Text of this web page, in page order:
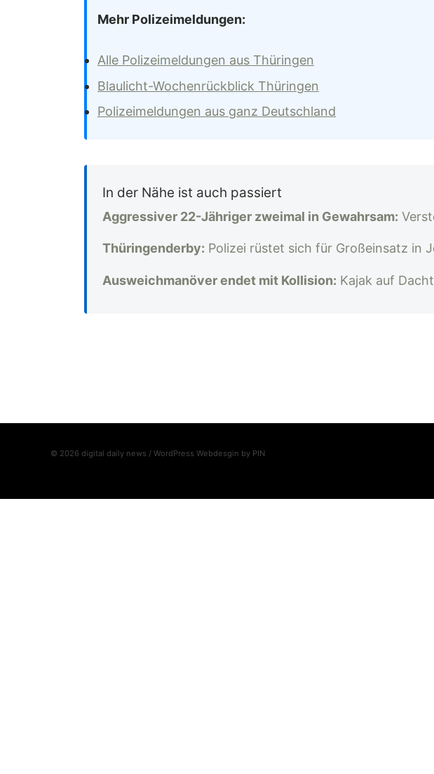
Mehr Polizeimeldungen:
Alle Polizeimeldungen aus Thüringen
Blaulicht-Wochenrückblick Thüringen
Polizeimeldungen aus ganz Deutschland
In der Nähe ist auch passiert
Aggressiver 22-Jähriger zweimal in Gewahrsam:
Thüringenderby: Polizei rüstet sich für Großeinsatz in
Ausweichmanöver endet mit Kollision: Kajak auf
© 2026 digital daily news / WordPress Webdesgin by PIN